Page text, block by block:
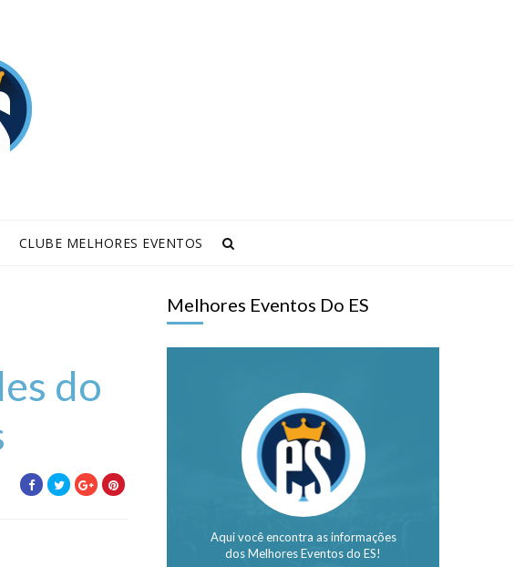
CLUBE MELHORES EVENTOS
do
Melhores Eventos Do ES
Aqui você encontra as informações
dos Melhores Eventos do ES!